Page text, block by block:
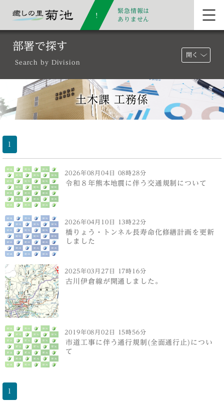
緊急情報は
ありません
部署で探す
Search by Division
開く
土木課 工務係
1
2026年08月04日 08時28分
令和８年熊本地震に伴う交通規制について
2026年04月10日 13時22分
橋りょう・トンネル長寿命化修繕計画を更新
しました
2025年03月27日 17時16分
古川伊倉線が開通しました。
2019年08月02日 15時56分
市道工事に伴う通行規制(全面通行止)につい
て
1